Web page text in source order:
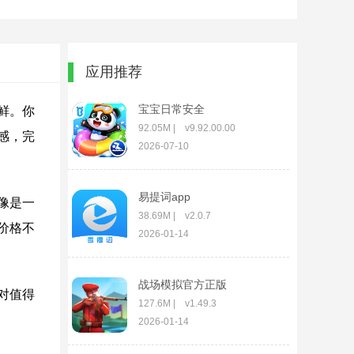
。你
，完
是一
格不
值得
应用推荐
宝宝日常安全
92.05M | v9.92.00.00
2026-07-10
易提词app
38.69M | v2.0.7
2026-01-14
战场模拟官方正版
127.6M | v1.49.3
2026-01-14